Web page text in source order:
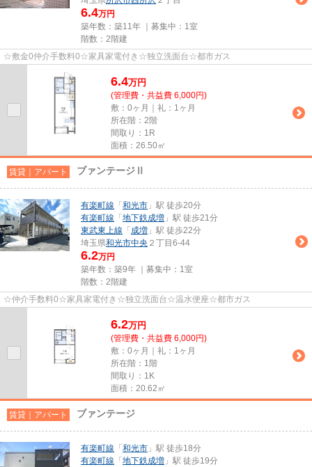
6.4万円
築年数：築11年 ｜募集中： 1室
階数：2階建
☆敷金0仲介手数料0☆家具家電付き☆独立洗面台☆都市ガス
6.4万円
(管理費・共益費 6,000円)
敷：0ヶ月｜礼：1ヶ月
所在階：2階
間取り：1R
面積：26.50㎡
賃貸｜アパート ブァンテージⅡ
有楽町線 「 和光市 」駅 徒歩20分
有楽町線 「 地下鉄成増 」駅 徒歩21分
東武東上線 「 成増 」駅 徒歩22分
埼玉県和光市中央 ２丁目6-44
6.2万円
築年数：築9年 ｜募集中： 1室
階数：2階建
☆仲介手数料0☆家具家電付き☆独立洗面台☆温水便座☆都市ガス
6.2万円
(管理費・共益費 6,000円)
敷：0ヶ月｜礼：1ヶ月
所在階：1階
間取り：1K
面積：20.62㎡
賃貸｜アパート ブァンテージ
有楽町線 「 和光市 」駅 徒歩18分
有楽町線 「 地下鉄成増 」駅 徒歩19分